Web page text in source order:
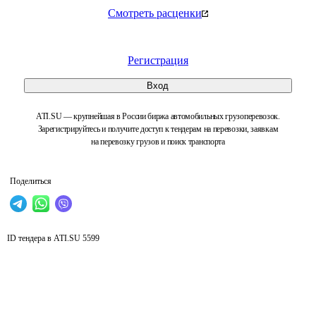
Смотреть расценки
Регистрация
Вход
ATI.SU — крупнейшая в России биржа автомобильных грузоперевозок.
Зарегистрируйтесь и получите доступ к тендерам на перевозки, заявкам
на перевозку грузов и поиск транспорта
Поделиться
ID тендера в ATI.SU 5599